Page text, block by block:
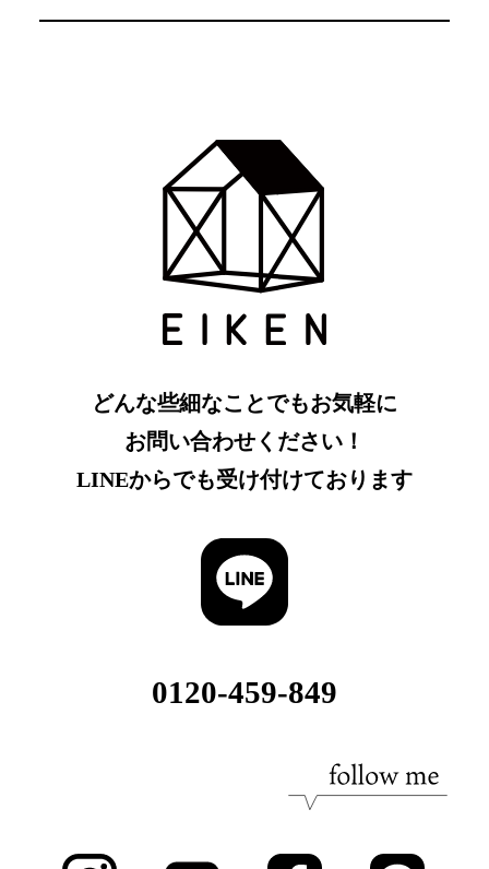
どんな些細なことでもお気軽に
お問い合わせください！
LINEからでも受け付けております
0120-459-849